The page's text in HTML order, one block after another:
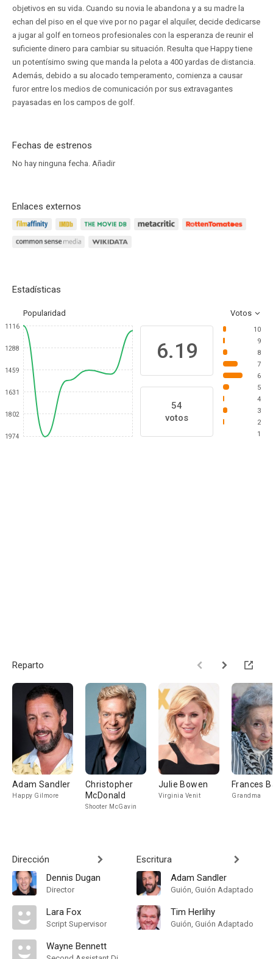
objetivos en su vida. Cuando su novia le abandona y a su madre la
echan del piso en el que vive por no pagar el alquiler, decide dedicarse
a jugar al golf en torneos profesionales con la esperanza de reunir el
suficiente dinero para cambiar su situación. Resulta que Happy tiene
un potentísimo swing que manda la pelota a 400 yardas de distancia.
Además, debido a su alocado temperamento, comienza a causar
furor entre los medios de comunicación por sus extravagantes
payasadas en los campos de golf.
Fechas de estrenos
No hay ninguna fecha. Añadir
Enlaces externos
Estadísticas
Popularidad Votos
1116
1288
1459
1631
1802
1974
6.19
54
votos
10
9
8
7
6
5
4
3
2
1
Reparto
Adam Sandler
Happy Gilmore
Christopher
McDonald
Shooter McGavin
Julie Bowen
Virginia Venit
Frances
Grandma
Dirección
Dennis Dugan
Director
Lara Fox
Script Supervisor
Wayne Bennett
Escritura
Adam Sandler
Guión, Guión Adaptado
Tim Herlihy
Guión, Guión Adaptado